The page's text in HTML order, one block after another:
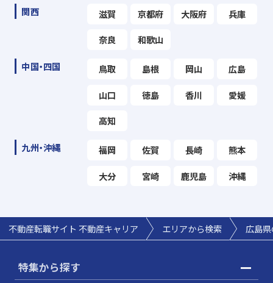
関西 滋賀 京都府 大阪府 兵庫
奈良 和歌山
中国・四国 鳥取 島根 岡山 広島
山口 徳島 香川 愛媛
高知
九州・沖縄 福岡 佐賀 長崎 熊本
大分 宮崎 鹿児島 沖縄
不動産転職サイト 不動産キャリア エリアから検索 広島
特集から探す